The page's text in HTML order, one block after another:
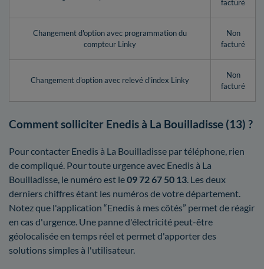
facturé
Changement d'option avec programmation du
compteur Linky
Non
facturé
Changement d'option avec relevé d’index Linky
Non
facturé
Comment solliciter Enedis à La Bouilladisse (13) ?
Pour contacter Enedis à La Bouilladisse par téléphone, rien
de compliqué. Pour toute urgence avec Enedis à La
Bouilladisse, le numéro est le09 72 67 50 13 . Les deux
derniers chiffres étant les numéros de votre département.
Notez que l'application “Enedis à mes côtés” permet de réagir
en cas d'urgence. Une panne d'électricité peut-être
géolocalisée en temps réel et permet d'apporter des
solutions simples à l'utilisateur.